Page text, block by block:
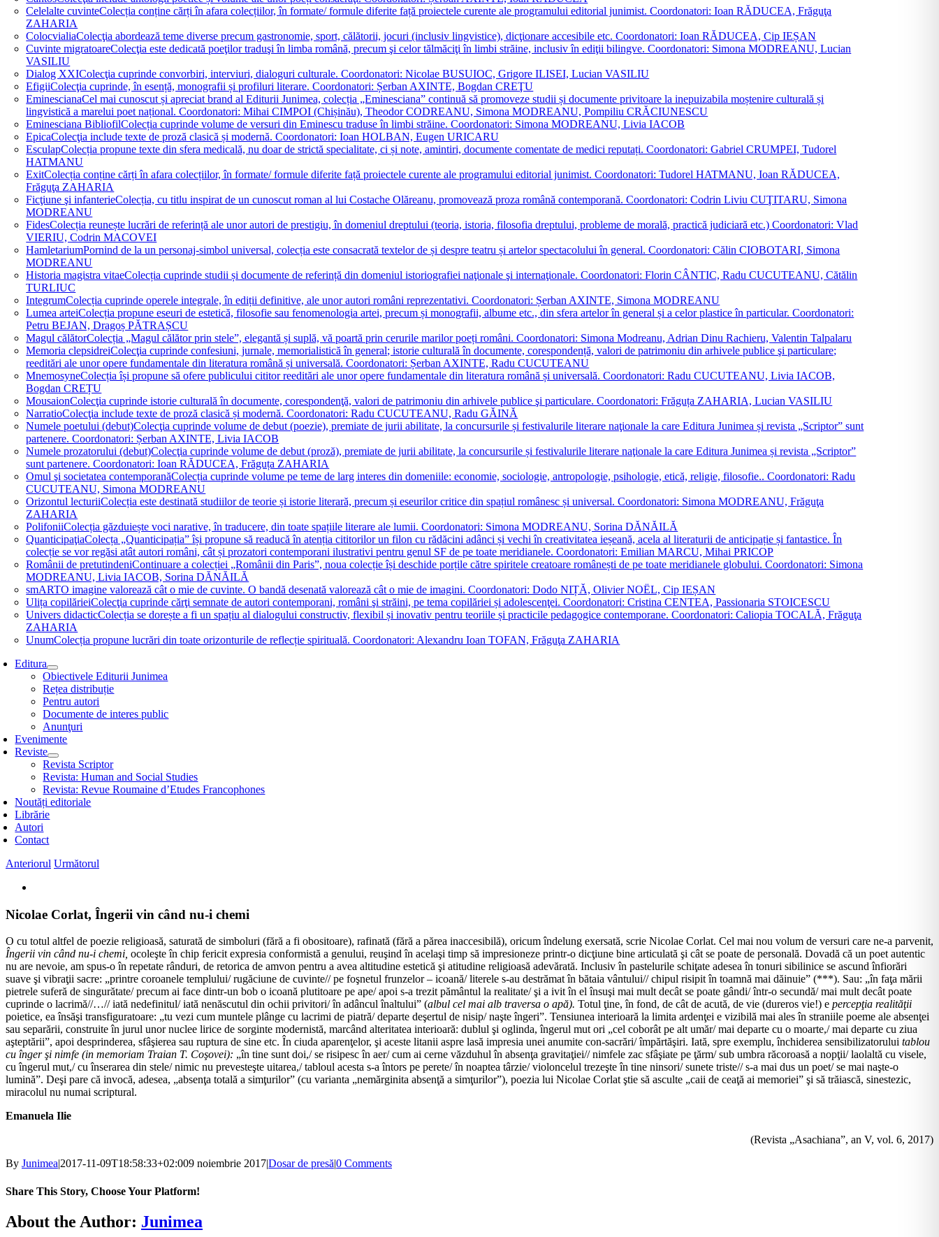
Celelalte cuvinteColecția conține cărți în afara colecțiilor, în formate/ formule diferite față proiectele curente ale programului editorial junimist. Coordonatori: Ioan RĂDUCEA, Frăguţa
ZAHARIA
ColocvialiaColecţia abordează teme diverse precum gastronomie, sport, călătorii, jocuri (inclusiv lingvistice), dicţionare accesibile etc. Coordonatori: Ioan RĂDUCEA, Cip IEȘAN
Cuvinte migratoareColecţia este dedicată poeţilor traduşi în limba română, precum şi celor tălmăciţi în limbi străine, inclusiv în ediţii bilingve. Coordonatori: Simona MODREANU, Lucian
VASILIU
Dialog XXIColecţia cuprinde convorbiri, interviuri, dialoguri culturale. Coordonatori: Nicolae BUSUIOC, Grigore ILISEI, Lucian VASILIU
EfigiiColecţia cuprinde, în esență, monografii și profiluri literare. Coordonatori: Șerban AXINTE, Bogdan CREŢU
EminescianaCel mai cunoscut și apreciat brand al Editurii Junimea, colecția „Eminesciana” continuă să promoveze studii și documente privitoare la inepuizabila moștenire culturală și
lingvistică a marelui poet național. Coordonatori: Mihai CIMPOI (Chișinău), Theodor CODREANU, Simona MODREANU, Pompiliu CRĂCIUNESCU
Eminesciana BibliofilColecția cuprinde volume de versuri din Eminescu traduse în limbi străine. Coordonatori: Simona MODREANU, Livia IACOB
EpicaColecţia include texte de proză clasică și modernă. Coordonatori: Ioan HOLBAN, Eugen URICARU
EsculapColecția propune texte din sfera medicală, nu doar de strictă specialitate, ci și note, amintiri, documente comentate de medici reputați. Coordonatori: Gabriel CRUMPEI, Tudorel
HATMANU
ExitColecția conține cărți în afara colecțiilor, în formate/ formule diferite față proiectele curente ale programului editorial junimist. Coordonatori: Tudorel HATMANU, Ioan RĂDUCEA,
Frăguţa ZAHARIA
Ficţiune şi infanterieColecția, cu titlu inspirat de un cunoscut roman al lui Costache Olăreanu, promovează proza română contemporană. Coordonatori: Codrin Liviu CUŢITARU, Simona
MODREANU
FidesColecția reunește lucrări de referință ale unor autori de prestigiu, în domeniul dreptului (teoria, istoria, filosofia dreptului, probleme de morală, practică judiciară etc.) Coordonatori: Vlad
VIERIU, Codrin MACOVEI
HamletariumPornind de la un personaj-simbol universal, colecția este consacrată textelor de și despre teatru și artelor spectacolului în general. Coordonatori: Călin CIOBOTARI, Simona
MODREANU
Historia magistra vitaeColecția cuprinde studii și documente de referință din domeniul istoriografiei naţionale şi internaţionale. Coordonatori: Florin CÂNTIC, Radu CUCUTEANU, Cătălin
TURLIUC
IntegrumColecția cuprinde operele integrale, în ediții definitive, ale unor autori români reprezentativi. Coordonatori: Șerban AXINTE, Simona MODREANU
Lumea arteiColecția propune eseuri de estetică, filosofie sau fenomenologia artei, precum și monografii, albume etc., din sfera artelor în general și a celor plastice în particular. Coordonatori:
Petru BEJAN, Dragoș PĂTRAȘCU
Magul călătorColecția „Magul călător prin stele”, elegantă și suplă, vă poartă prin cerurile marilor poeți români. Coordonatori: Simona Modreanu, Adrian Dinu Rachieru, Valentin Talpalaru
Memoria clepsidreiColecţia cuprinde confesiuni, jurnale, memorialistică în general; istorie culturală în documente, corespondență, valori de patrimoniu din arhivele publice şi particulare;
reeditări ale unor opere fundamentale din literatura română și universală. Coordonatori: Șerban AXINTE, Radu CUCUTEANU
MnemosyneColecția își propune să ofere publicului cititor reeditări ale unor opere fundamentale din literatura română și universală. Coordonatori: Radu CUCUTEANU, Livia IACOB,
Bogdan CREȚU
MousaionColecţia cuprinde istorie culturală în documente, corespondenţă, valori de patrimoniu din arhivele publice şi particulare. Coordonatori: Frăguța ZAHARIA, Lucian VASILIU
NarratioColecţia include texte de proză clasică și modernă. Coordonatori: Radu CUCUTEANU, Radu GĂINĂ
Numele poetului (debut)Colecţia cuprinde volume de debut (poezie), premiate de jurii abilitate, la concursurile și festivalurile literare naţionale la care Editura Junimea și revista „Scriptor” sunt
partenere. Coordonatori: Șerban AXINTE, Livia IACOB
Numele prozatorului (debut)Colecţia cuprinde volume de debut (proză), premiate de jurii abilitate, la concursurile și festivalurile literare naţionale la care Editura Junimea și revista „Scriptor”
sunt partenere. Coordonatori: Ioan RĂDUCEA, Frăguța ZAHARIA
Omul şi societatea contemporanăColecția cuprinde volume pe teme de larg interes din domeniile: economie, sociologie, antropologie, psihologie, etică, religie, filosofie.. Coordonatori: Radu
CUCUTEANU, Simona MODREANU
Orizontul lecturiiColecția este destinată studiilor de teorie și istorie literară, precum și eseurilor critice din spațiul românesc și universal. Coordonatori: Simona MODREANU, Frăguţa
ZAHARIA
PolifoniiColecția găzduiește voci narative, în traducere, din toate spațiile literare ale lumii. Coordonatori: Simona MODREANU, Sorina DĂNĂILĂ
QuanticipaţiaColecța „Quanticipația” își propune să readucă în atenția cititorilor un filon cu rădăcini adânci și vechi în creativitatea ieșeană, acela al literaturii de anticipație și fantastice. În
colecție se vor regăsi atât autori români, cât și prozatori contemporani ilustrativi pentru genul SF de pe toate meridianele. Coordonatori: Emilian MARCU, Mihai PRICOP
Românii de pretutindeniContinuare a colecției „Românii din Paris”, noua colecție își deschide porțile către spiritele creatoare românești de pe toate meridianele globului. Coordonatori: Simona
MODREANU, Livia IACOB, Sorina DĂNĂILĂ
smARTO imagine valorează cât o mie de cuvinte. O bandă desenată valorează cât o mie de imagini. Coordonatori: Dodo NIȚĂ, Olivier NOËL, Cip IEȘAN
Ulița copilărieiColecţia cuprinde cărţi semnate de autori contemporani, români şi străini, pe tema copilăriei și adolescenţei. Coordonatori: Cristina CENTEA, Passionaria STOICESCU
Univers didacticColecția se dorește a fi un spațiu al dialogului constructiv, flexibil și inovativ pentru teoriile și practicile pedagogice contemporane. Coordonatori: Caliopia TOCALĂ, Frăguţa
ZAHARIA
UnumColecția propune lucrări din toate orizonturile de reflecție spirituală. Coordonatori: Alexandru Ioan TOFAN, Frăguţa ZAHARIA
Editura
Obiectivele Editurii Junimea
Rețea distribuție
Pentru autori
Documente de interes public
Anunţuri
Evenimente
Reviste
Revista Scriptor
Revista: Human and Social Studies
Revista: Revue Roumaine d’Etudes Francophones
Noutăți editoriale
Librărie
Autori
Contact
Anteriorul Următorul
Image
Nicolae Corlat, Îngerii vin când nu-i chemi
O cu totul altfel de poezie religioasă, saturată de simboluri (fără a fi obositoare), rafinată (fără a părea inaccesibilă), oricum îndelung exersată, scrie Nicolae Corlat. Cel mai nou volum de versuri care ne-a parvenit,
Îngerii vin când nu-i chemi, ocoleşte în chip fericit expresia conformistă a genului, reuşind în acelaşi timp să impresioneze printr-o dicţiune bine articulată şi cât se poate de personală. Dovadă că un poet autentic
nu are nevoie, am spus-o în repetate rânduri, de retorica de amvon pentru a avea altitudine estetică şi atitudine religioasă adevărată. Inclusiv în pastelurile schiţate adesea în tonuri sibilinice se ascund înfiorări
suave şi vibraţii sacre: „printre coroanele templului/ rugăciune de cuvinte// pe foşnetul frunzelor – icoană/ literele s-au destrămat în bătaia vântului// chipul risipit în toamnă mai dăinuie” (***). Sau: „în faţa mării
pietrele suferă de singurătate/ precum ai face dintr-un bob o icoană plutitoare pe ape/ apoi s-a trezit pământul la realitate/ şi a ivit în el însuşi mai mult decât se poate gândi/ într-o secundă/ mai mult decât poate
cuprinde o lacrimă//…// iată nedefinitul/ iată nenăscutul din ochii privitori/ în adâncul înaltului” (albul cel mai alb traversa o apă). Totul ţine, în fond, de cât de acută, de vie (dureros vie!) e percepţia realităţii
poietice, ea însăşi transfiguratoare: „tu vezi cum muntele plânge cu lacrimi de piatră/ departe deşertul de nisip/ naşte îngeri”. Tensiunea interioară la limita ardenţei e vizibilă mai ales în straniile poeme ale absenţei
sau separării, construite în jurul unor nuclee lirice de sorginte modernistă, marcând alteritatea interioară: dublul şi oglinda, îngerul mut ori „cel coborât pe alt umăr/ mai departe cu o moarte,/ mai departe cu ziua
aşteptării”, apoi desprinderea, sfâşierea sau ruptura de sine etc. În ciuda aparenţelor, şi aceste litanii aspre lasă impresia unei anumite con-sacrări/ împărtăşiri. Iată, spre exemplu, închiderea sensibilizatorului tablou
cu înger şi nimfe (in memoriam Traian T. Coşovei): „în tine sunt doi,/ se risipesc în aer/ cum ai cerne văzduhul în absenţa gravitaţiei// nimfele zac sfâşiate pe ţărm/ sub umbra răcoroasă a nopţii/ laolaltă cu visele,
cu îngerul mut,/ cu înserarea din stele/ nimic nu prevesteşte uitarea,/ tabloul acesta s-a întors pe perete/ în noaptea târzie/ violoncelul trezeşte în tine ninsori/ sunete triste// s-a mai dus un poet/ se mai naşte-o
lumină”. Deşi pare că invocă, adesea, „absenţa totală a simţurilor” (cu varianta „nemărginita absenţă a simţurilor”), poezia lui Nicolae Corlat ştie să asculte „caii de ceaţă ai memoriei” şi să trăiască, sinestezic,
miracolul nu numai scriptural.
Emanuela Ilie
(Revista „Asachiana”, an V, vol. 6, 2017)
By Junimea|2017-11-09T18:58:33+02:009 noiembrie 2017|Dosar de presă|0 Comments
Share This Story, Choose Your Platform!
Facebook
X
Bluesky
Reddit
LinkedIn
WhatsApp
Telegram
Tumblr
Xing
Email
Copy
Link
About the Author: Junimea